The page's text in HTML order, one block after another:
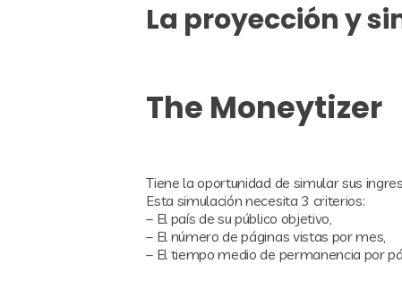
La proyección y
The Moneytizer
Tiene la oportunidad de simular sus
Esta simulación necesita 3 criterios:
– El país de su público objetivo,
– El número de páginas vistas por mes,
– El tiempo medio de permanencia por